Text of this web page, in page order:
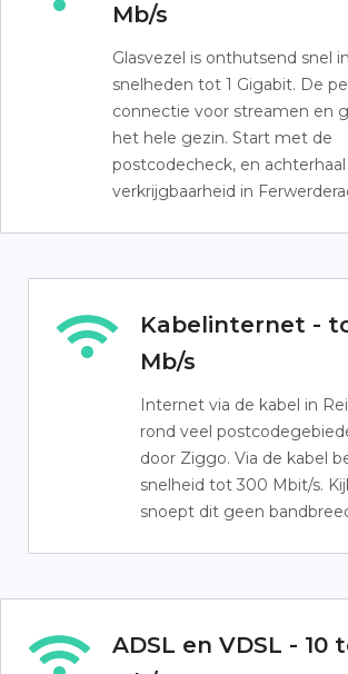
Mb/s
Glasvezel is onthutsend snel
snelheden tot 1 Gigabit. De
connectie voor streamen en
het hele gezin. Start met de
postcodecheck, en
verkrijgbaarheid in
Kabelinternet -
Mb/s
Internet via de kabel in
rond veel
door Ziggo. Via de kabel
snelheid tot 300 Mbit/s.
snoept dit geen
ADSL en VDSL - 10